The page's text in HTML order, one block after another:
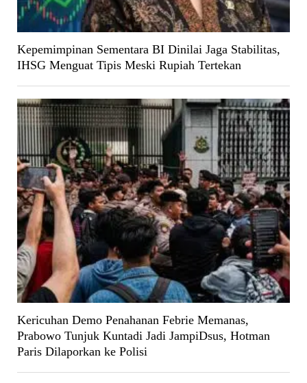
Kepemimpinan Sementara BI Dinilai Jaga Stabilitas,
IHSG Menguat Tipis Meski Rupiah Tertekan
Kericuhan Demo Penahanan Febrie Memanas,
Prabowo Tunjuk Kuntadi Jadi JampiDsus, Hotman
Paris Dilaporkan ke Polisi